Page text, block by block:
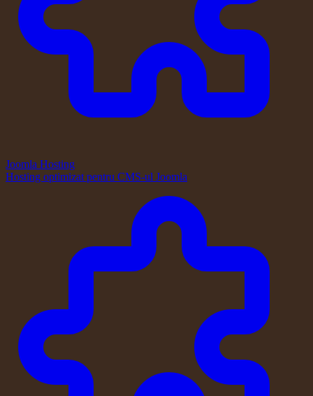
Joomla Hosting
Hosting optimizat pentru CMS-ul Joomla